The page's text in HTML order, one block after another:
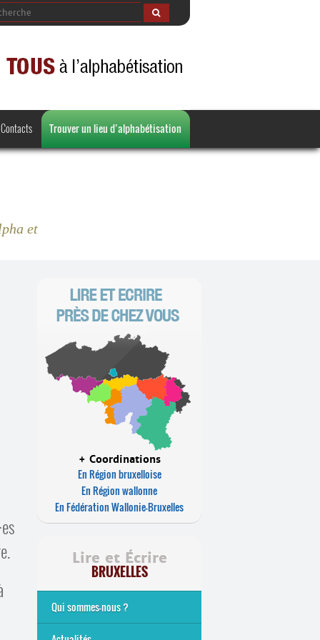
Contacts Trouver un lieu d’alphabétisation
et
·es
+ Coordinations
En Région bruxelloise
En Région wallonne
En Fédération Wallonie-Bruxelles
Lire et Écrire
BRUXELLES
Qui sommes-nous ?
Analphabétisme et illettrisme
L’alphabétisation populaire
Le mouvement Lire et Écrire
Nos missions
... Tous les articles